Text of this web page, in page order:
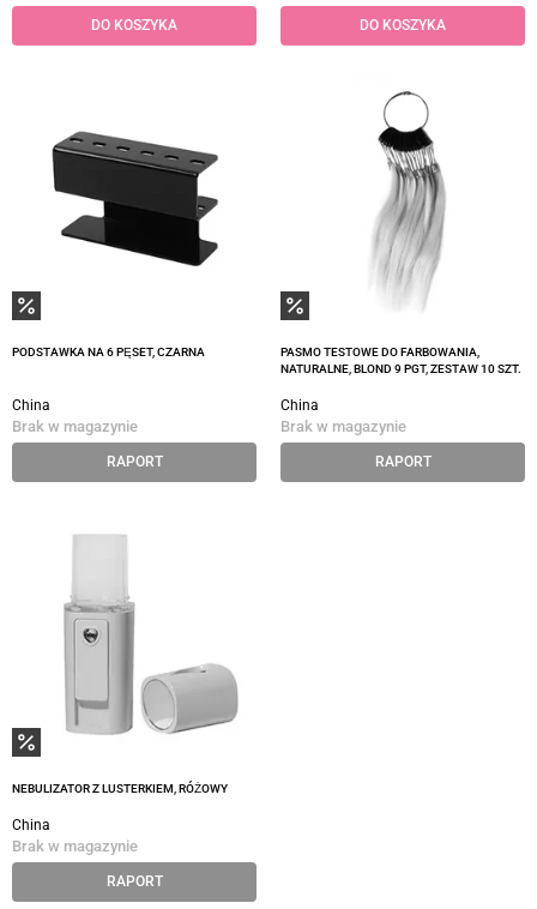
DO KOSZYKA DO KOSZYKA
PODSTAWKA NA 6 PĘSET, CZARNA
China
Brak w magazynie
RAPORT
PASMO TESTOWE DO FARBOWANIA,
NATURALNE, BLOND 9 PGT, ZESTAW 10 SZT.
China
Brak w magazynie
RAPORT
NEBULIZATOR Z LUSTERKIEM, RÓŻOWY
China
Brak w magazynie
RAPORT